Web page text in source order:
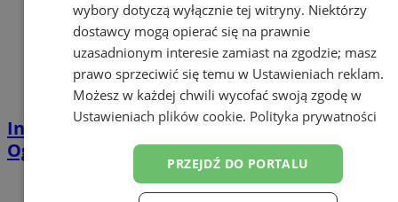
Inscenizacja historyczna "Górny Śląsk w
Ogniu". Orzesze "Styczeń 1945"
wybory dotyczą wyłącznie tej witryny. Niektórzy
dostawcy mogą opierać się na prawnie
uzasadnionym interesie zamiast na zgodzie; masz
prawo sprzeciwić się temu w Ustawieniach reklam.
Możesz w każdej chwili wycofać swoją zgodę w
Ustawieniach plików cookie. Polityka prywatności
PRZEJDŹ DO PORTALU